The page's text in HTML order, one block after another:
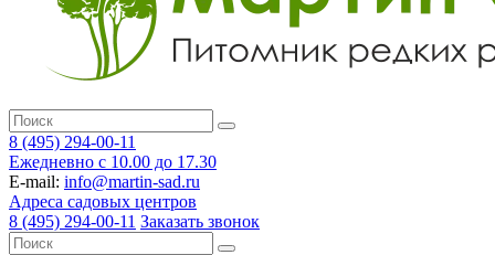
8 (495) 294-00-11
Ежедневно с 10.00 до 17.30
E-mail: info@martin-sad.ru
Адреса садовых центров
8 (495) 294-00-11 Заказать звонок